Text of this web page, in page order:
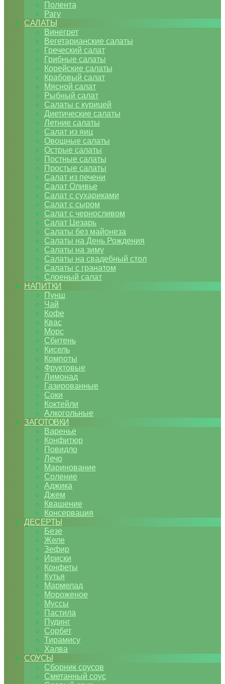
Полента
Рагу
САЛАТЫ
Винегрет
Вегетарианские салаты
Греческий салат
Грибные салаты
Корейские салаты
Крабовый салат
Мясной салат
Рыбный салат
Салаты с курицей
Диетические салаты
Летние салаты
Салат из яиц
Овощные салаты
Острые салаты
Постные салаты
Простые салаты
Салат из печени
Салат Оливье
Салат с сухариками
Салат с сыром
Салат с черносливом
Салат Цезарь
Салаты без майонеза
Салаты на День Рождения
Салаты на зиму
Салаты на свадебный стол
Салаты с гранатом
Слоеный салат
НАПИТКИ
Пунш
Чай
Кофе
Квас
Морс
Сбитень
Кисель
Компоты
Фруктовые
Лимонад
Газированные
Соки
Коктейли
Алкогольные
ЗАГОТОВКИ
Варенье
Конфитюр
Повидло
Лечо
Маринование
Соление
Аджика
Джем
Квашение
Консервация
ДЕСЕРТЫ
Безе
Желе
Зефир
Ириски
Конфеты
Кутья
Мармелад
Мороженое
Муссы
Пастила
Пудинг
Сорбет
Тирамису
Халва
СОУСЫ
Сборник соусов
Сметанный соус